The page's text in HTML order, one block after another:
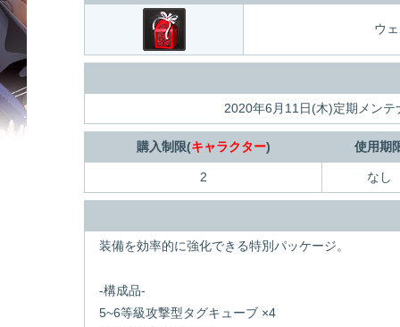
ウ
2020年6月11日(木)定期メン
購入制限(キャラクター) 使用期
2 なし
装備を効率的に強化できる特別パッケージ。
-構成品-
5~6等級攻撃型タグキューブ ×4